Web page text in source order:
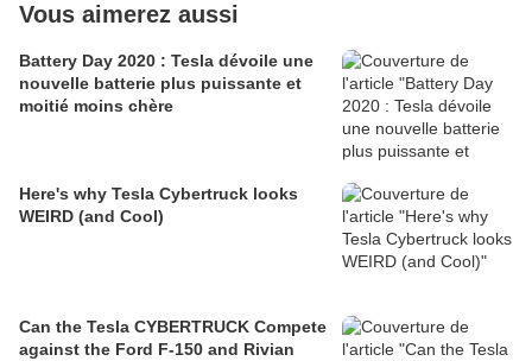
Vous aimerez aussi
Battery Day 2020 : Tesla dévoile une
nouvelle batterie plus puissante et
moitié moins chère
Here's why Tesla Cybertruck looks
WEIRD (and Cool)
Can the Tesla CYBERTRUCK Compete
against the Ford F-150 and Rivian